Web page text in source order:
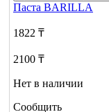
Паста BARILLA
1822 ₸
2100 ₸
Нет в наличии
Сообщить